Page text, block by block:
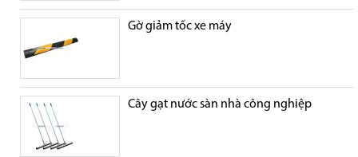
Gờ giảm tốc xe máy
Cây gạt nước sàn nhà công nghiệp